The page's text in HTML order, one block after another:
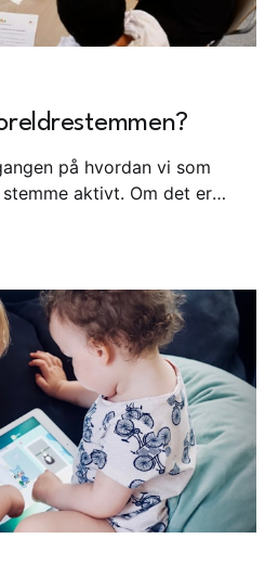
på hvordan vi som
aktivt. Om det er
i hverdagen eller
skjer i Sverige og